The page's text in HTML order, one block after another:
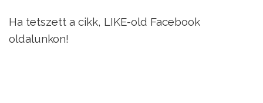
Ha tetszett a cikk, LIKE-old Facebook
oldalunkon!